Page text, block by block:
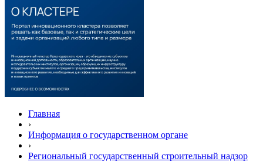
Главная
›
Информация о государственном органе
›
Региональный государственный строительный надзор